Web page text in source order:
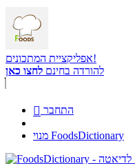
אפליקציית המתכונים!
להורדה בחינם לחצו כאן
 התחבר
מנוי FoodsDictionary